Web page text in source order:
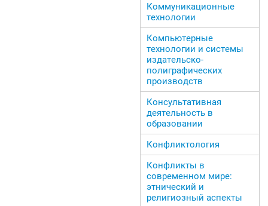
Коммуникационные
технологии
Компьютерные
технологии и системы
издательско-
полиграфических
производств
Консультативная
деятельность в
образовании
Конфликтология
Конфликты в
современном мире:
этнический и
религиозный аспекты